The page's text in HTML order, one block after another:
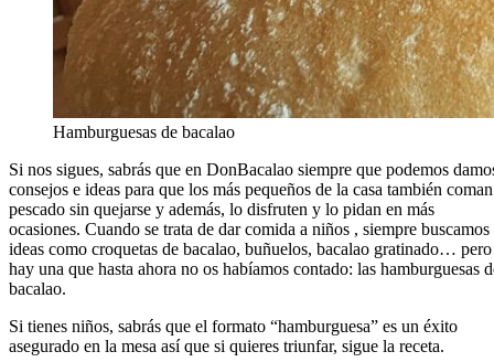
Hamburguesas de bacalao
Si nos sigues, sabrás que en DonBacalao siempre que podemos
consejos e ideas para que los más pequeños de la casa también coman
pescado sin quejarse y además, lo disfruten y lo pidan en más
ocasiones. Cuando se trata de dar comida a niños , siempre buscamos
ideas como croquetas de bacalao, buñuelos, bacalao gratinado… pero
hay una que hasta ahora no os habíamos contado: las hamburguesas
bacalao.
Si tienes niños, sabrás que el formato “hamburguesa” es un éxito
asegurado en la mesa así que si quieres triunfar, sigue la receta.